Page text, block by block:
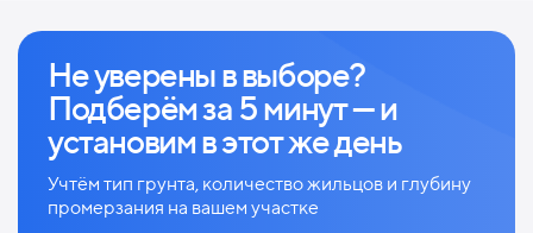
Не уверены в выборе?
Подберём за 5 минут — и
установим в этот же день
Учтём тип грунта, количество жильцов и глубину
промерзания на вашем участке